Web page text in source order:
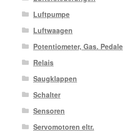
Luftpumpe
Luftwaagen
Potentiometer, Gas. Pedale
Relais
Saugklappen
Schalter
Sensoren
Servomotoren eltr.